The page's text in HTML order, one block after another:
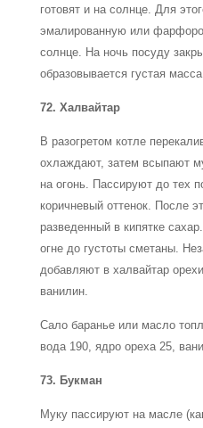
готовят и на солнце. Для
эмалированную или
солнце. На ночь посуду
образовывается густая
72. Халвайтар
В разогретом котле
охлаждают, затем всыпают
на огонь. Пассируют до тех
коричневый оттенок. После
разведенный в кипятке
огне до густоты сметаны.
добавляют в халвайтар
ванилин.
Сало баранье или масло
вода 190, ядро ореха 25,
73. Букман
Муку пассируют на масле